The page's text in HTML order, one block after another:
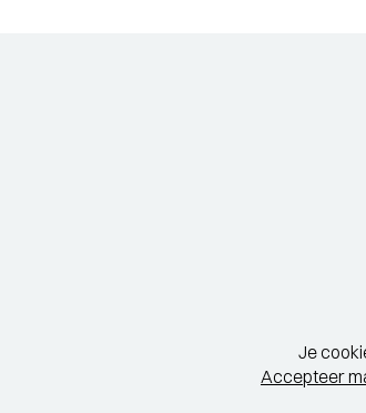
Je
Accepteer